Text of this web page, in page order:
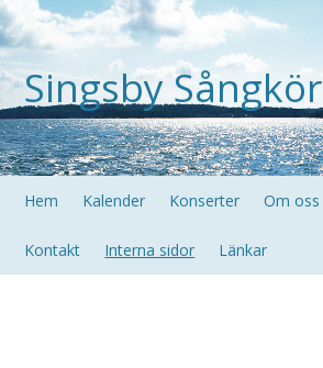
Singsby Sångkör
Hem Kalender Konserter Om oss
Kontakt Interna sidor Länkar